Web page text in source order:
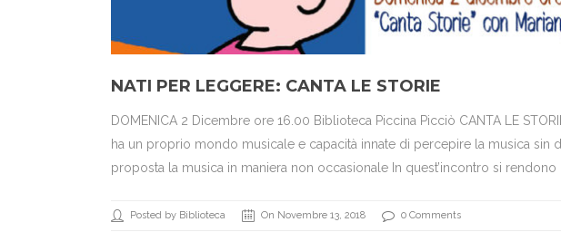
NATI PER LEGGERE: CANTA LE STORIE
DOMENICA 2 Dicembre ore 16.00 Biblioteca Piccina Picciò CANTA LE
ha un proprio mondo musicale e capacità innate di percepire la musica sin
proposta la musica in maniera non occasionale In quest’incontro si
Posted by Biblioteca On Novembre 13, 2018 0 Comments